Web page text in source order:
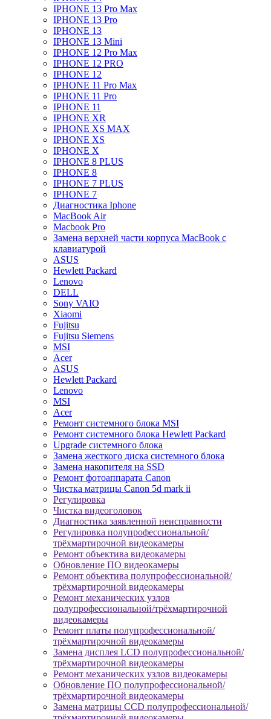
IPHONE 13 Pro Max
IPHONE 13 Pro
IPHONE 13
IPHONE 13 Mini
IPHONE 12 Pro Max
IPHONE 12 PRO
IPHONE 12
IPHONE 11 Pro Max
IPHONE 11 Pro
IPHONE 11
IPHONE XR
IPHONE XS MAX
IPHONE XS
IPHONE X
IPHONE 8 PLUS
IPHONE 8
IPHONE 7 PLUS
IPHONE 7
Диагностика Iphone
MacBook Air
Macbook Pro
Замена верхней части корпуса MacBook с
клавиатурой
ASUS
Hewlett Packard
Lenovo
DELL
Sony VAIO
Xiaomi
Fujitsu
Fujitsu Siemens
MSI
Acer
ASUS
Hewlett Packard
Lenovo
MSI
Acer
Ремонт системного блока MSI
Ремонт системного блока Hewlett Packard
Upgrade системного блока
Замена жесткого диска системного блока
Замена накопителя на SSD
Ремонт фотоаппарата Canon
Чистка матрицы Canon 5d mark ii
Регулировка
Чистка видеоголовок
Диагностика заявленной неисправности
Регулировка полупрофессиональной/
трёхмартирочной видеокамеры
Ремонт объектива видеокамеры
Обновление ПО видеокамеры
Ремонт объектива полупрофессиональной/
трёхмартирочной видеокамеры
Ремонт механических узлов
полупрофессиональной/трёхмартирочной
видеокамеры
Ремонт платы полупрофессиональной/
трёхмартирочной видеокамеры
Замена дисплея LCD полупрофессиональной/
трёхмартирочной видеокамеры
Ремонт механических узлов видеокамеры
Обновление ПО полупрофессиональной/
трёхмартирочной видеокамеры
Замена матрицы CCD полупрофессиональной/